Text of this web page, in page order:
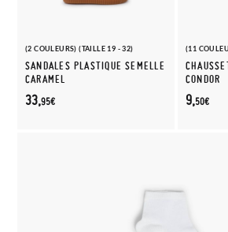
(2 COULEURS) (TAILLE 19 - 32)
SANDALES PLASTIQUE SEMELLE
CARAMEL
33,95€
(11
CONDOR
9,50€